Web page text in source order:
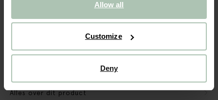
Allow all
Customize
Deny
CBW garantie
We maken de bank gebruiksklaar
Verpakkingsmateriaal nemen we mee
Alles over dit product